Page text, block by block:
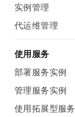
实例管理
代运维管理
使用服务
部署服务实例
管理服务实例
使用拓展型服务